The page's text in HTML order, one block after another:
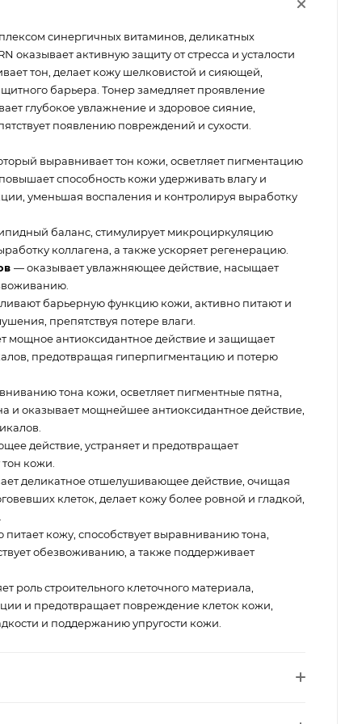
синергичных витаминов, деликатных
оказывает активную защиту от стресса и усталости
тон, делает кожу шелковистой и сияющей,
барьера. Тонер замедляет проявление
глубокое увлажнение и здоровое сияние,
появлению повреждений и сухости.
выравнивает тон кожи, осветляет пигментацию
способность кожи удерживать влагу и
уменьшая воспаления и контролируя выработку
баланс, стимулирует микроциркуляцию
коллагена, а также ускоряет регенерацию.
— оказывает увлажняющее действие, насыщает
барьерную функцию кожи, активно питают и
препятствуя потере влаги.
мощное антиоксидантное действие и защищает
предотвращая гиперпигментацию и потерю
тона кожи, осветляет пигментные пятна,
и оказывает мощнейшее антиоксидантное действие,
действие, устраняет и предотвращает
кожи.
деликатное отшелушивающее действие, очищая
клеток, делает кожу более ровной и гладкой,
питает кожу, способствует выравниванию тона,
обезвоживанию, а также поддерживает
роль строительного клеточного материала,
и предотвращает повреждение клеток кожи,
и поддержанию упругости кожи.